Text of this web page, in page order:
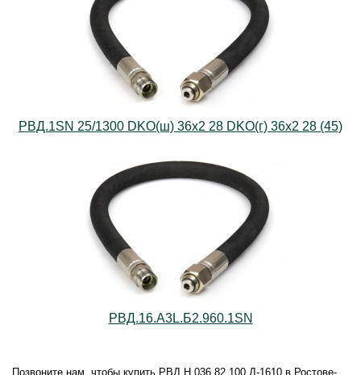
РВД.1SN 25/1300 DKO(ш) 36х2 28 DKO(г) 36х2 28 (45)
РВД.16.А3L.Б2.960.1SN
Позвоните нам, чтобы купить РВД Н.036.82.100 Д-1610 в Ростове-